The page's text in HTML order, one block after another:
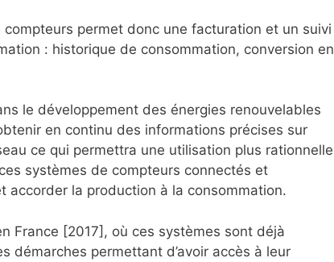
compteurs permet donc une facturation et un suivi
: historique de consommation, conversion en
le développement des énergies renouvelables
en continu des informations précises sur
ce qui permettra une utilisation plus rationnelle
systèmes de compteurs connectés et
accorder la production à la consommation.
France [2017], où ces systèmes sont déjà
démarches permettant d’avoir accès à leur